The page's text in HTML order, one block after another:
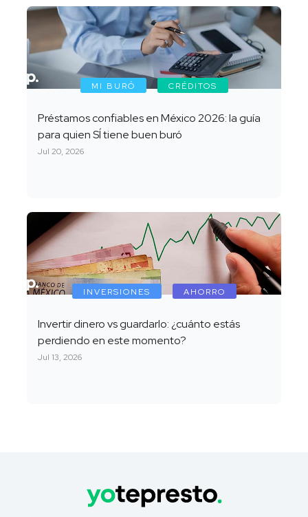
MI BURÓ CRÉDITOS
Préstamos confiables en México 2026: la guía
para quien SÍ tiene buen buró
Jul 20, 2026
INVERSIONES AHORRO
Invertir dinero vs guardarlo: ¿cuánto estás
perdiendo en este momento?
Jul 13, 2026